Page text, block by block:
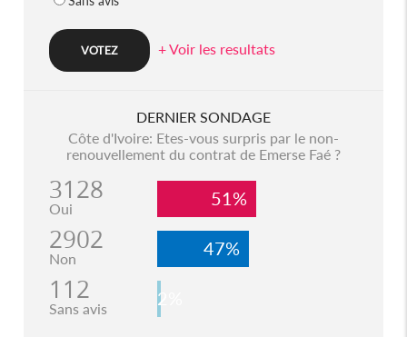
+ Voir les resultats
DERNIER SONDAGE
Côte d'Ivoire: Etes-vous surpris par le non-
renouvellement du contrat de Emerse Faé ?
3128
Oui 51%
2902
Non 47%
112
Sans avis 2%